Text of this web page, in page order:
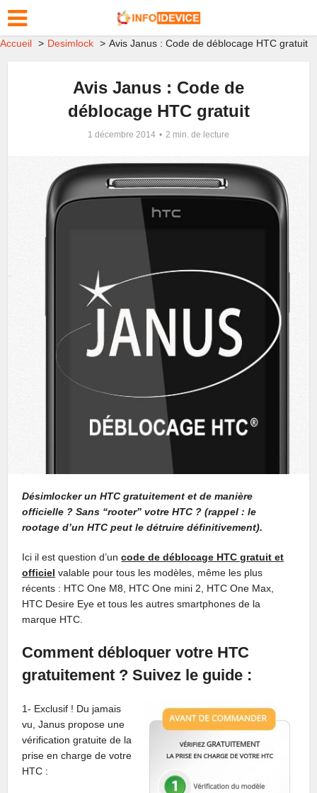
Accueil Desimlock Avis Janus : Code de déblocage HTC gratuit
Avis Janus : Code de
déblocage HTC gratuit
1 décembre 2014 2 min. de lecture
Désimlocker un HTC gratuitement et de manière
officielle ? Sans “rooter” votre HTC ? (rappel : le
rootage d’un HTC peut le détruire définitivement).
Ici il est question d’uncode de déblocage HTC gratuit et
officiel valable pour tous les modèles, même les plus
récents : HTC One M8, HTC One mini 2, HTC One Max,
HTC Desire Eye et tous les autres smartphones de la
marque HTC.
Comment débloquer votre HTC
gratuitement ? Suivez le guide :
1- Exclusif ! Du jamais
vu, Janus propose une
vérification gratuite de la
prise en charge de votre
HTC :